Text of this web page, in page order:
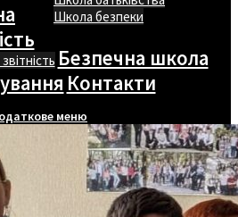
Школа безпеки
Безпечна школа
Контакти
меню